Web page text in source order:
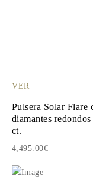
VER
Pulsera Solar Flare
diamantes
ct.
4,495.00€